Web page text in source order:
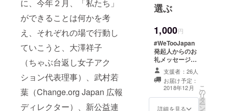
に、今年２月、「私たち」
ができることは何かを考
え、それぞれの場で行動し
ていこうと、大澤祥子
（ちゃぶ台返し女子アク
ション代表理事）、武村若
葉（Change.org Japan 広報
ディレクター）、新公益連
選ぶ
1,000円
#WeTooJapan
発起人からのお
礼メッセージ
#WeTooJapan
発起人からの寄
せ書きのメッ
セージカードを
メールでお届け
します！
支援者：26人
お届け予定：
2018年12月
詳細を見る
こ
の
リ
タ
ー
ン